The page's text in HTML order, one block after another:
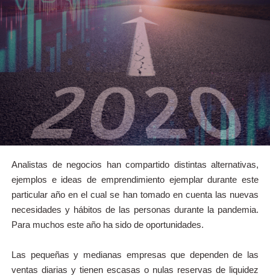
Analistas de negocios han compartido distintas alternativas,
ejemplos e ideas de emprendimiento ejemplar durante este
particular año en el cual se han tomado en cuenta las nuevas
necesidades y hábitos de las personas durante la pandemia.
Para muchos este año ha sido de oportunidades.
Las pequeñas y medianas empresas que dependen de las
ventas diarias y tienen escasas o nulas reservas de liquidez